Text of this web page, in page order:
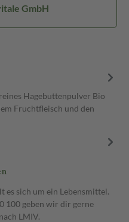
GmbH
Hagebuttenpulver Bio
Fruchtfleisch und den
sich um ein Lebensmittel.
100 geben wir dir gerne
LMIV.